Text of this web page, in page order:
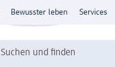
Bewusster leben Services
Suchen und finden